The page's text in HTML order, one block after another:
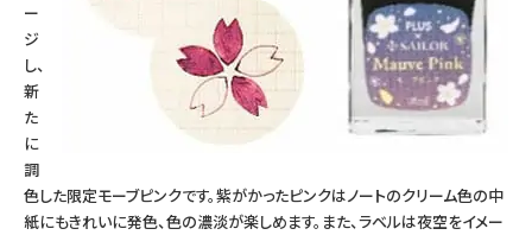
ー
ジ
し、
新
た
に
調
色した限定モーブピンクです。紫がかったピンクはノートのクリーム色の中
紙にもきれいに発色、色の濃淡が楽しめます。また、ラベルは夜空をイメー